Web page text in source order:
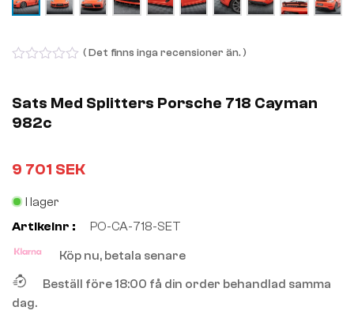
of
5
( Det finns inga recensioner än. )
Sats Med Splitters Porsche 718 Cayman
982c
9 701 SEK
I lager
Artikelnr :
PO-CA-718-SET
Köp nu, betala senare
Beställ före 18:00 få din order behandlad samma
dag.